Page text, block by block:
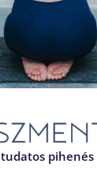
tudatos pihenés